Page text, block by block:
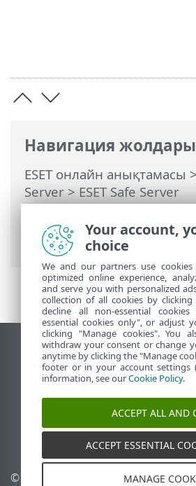
Навигация жолдары
ESET онлайн анықтамасы >
Server>ESET Safe Server
бағдарламасымен жұмыс
Кеңейтілген орнату>
Диагностикалар
Жұмыс үстеліндегі сайтты
End of Life
ESET білім қоры
ESET форумы
ESET Status Portal
Аймақтық қолдау
© 1992 - 2026 ESET, spol. s
Your account,
choice
We and our partners use
optimized online experience,
and serve you with personalized
collection of all cookies by clicking
decline all non-essential
essential cookies only", or adjust
clicking "Manage cookies". You
withdraw your consent or change
anytime by clicking the "Manage
footer or in your account settings
information, see ourCookie Policy.
ACCEPT ALL AND
ACCEPT ESSENTIAL
MANAGE